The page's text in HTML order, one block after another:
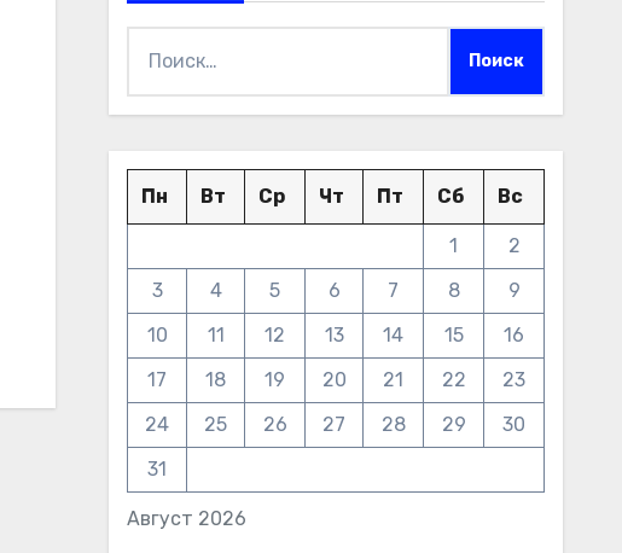
Август 2026
Пн Вт Ср Чт Пт Сб Вс
1
2
3
4 5 6 7 8
9
10
11 12 13 14 15
16
17
18 19 20 21 22
23
24
25 26 27 28 29
30
31